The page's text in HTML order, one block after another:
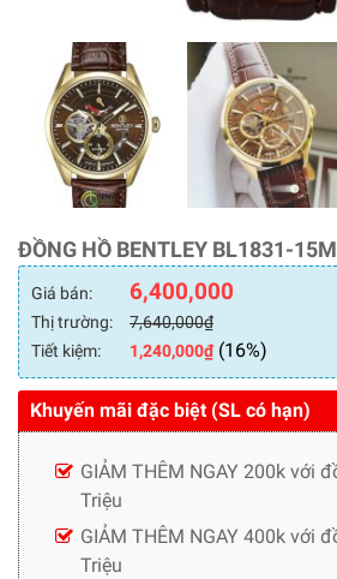
ĐỒNG HỒ BENTLEY BL1831-
Giá bán: 6,400,000
Thị trường: 7,640,000₫
Tiết kiệm:
1,240,000₫(16%)
Khuyến mãi đặc biệt (SL có hạn)
GIẢM THÊM NGAY 200k với
Triệu
GIẢM THÊM NGAY 400k với
Triệu